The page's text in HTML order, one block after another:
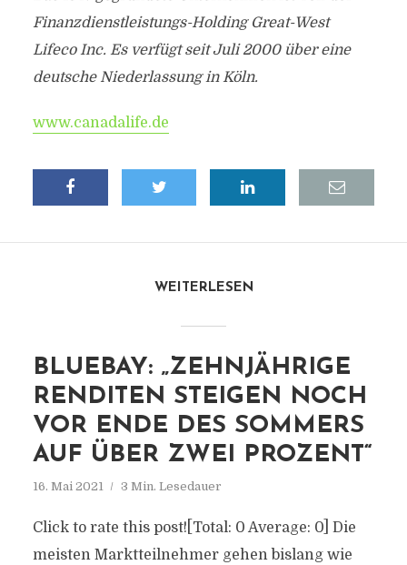
Finanzdienstleistungs-Holding Great-West
Lifeco Inc. Es verfügt seit Juli 2000 über eine
deutsche Niederlassung in Köln.
www.canadalife.de
WEITERLESEN
BLUEBAY: „ZEHNJÄHRIGE
RENDITEN STEIGEN NOCH
VOR ENDE DES SOMMERS
AUF ÜBER ZWEI PROZENT“
16. Mai 2021 3 Min. Lesedauer
Click to rate this post![Total: 0 Average: 0] Die
meisten Marktteilnehmer gehen bislang wie